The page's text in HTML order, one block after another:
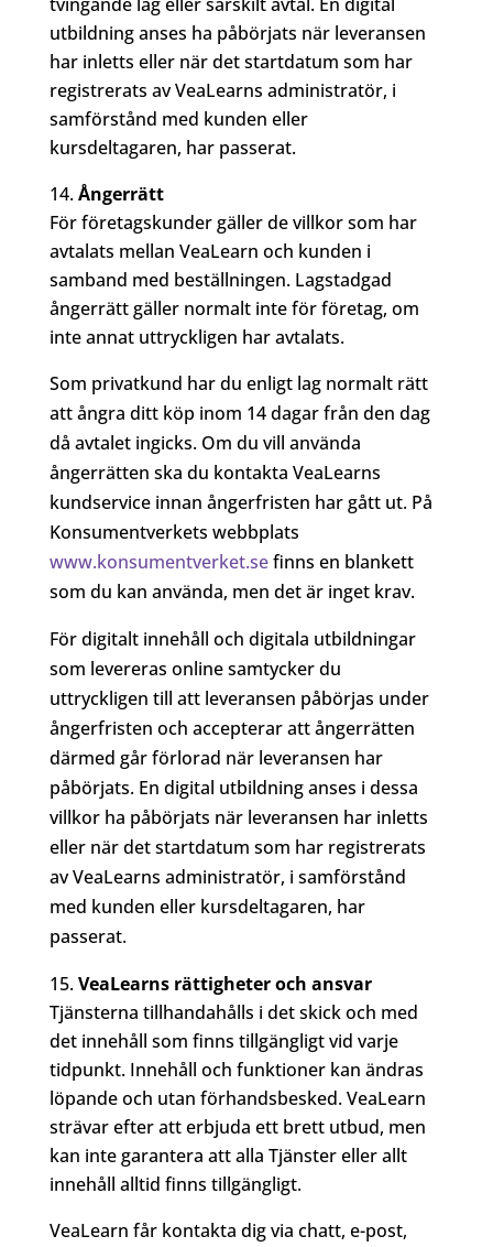
utbildning anses ha påbörjats när leveransen
har inletts eller när det startdatum som har
registrerats av VeaLearns administratör, i
samförstånd med kunden eller
kursdeltagaren, har passerat.
Ångerrätt
För företagskunder gäller de villkor som har
avtalats mellan VeaLearn och kunden i
samband med beställningen. Lagstadgad
ångerrätt gäller normalt inte för företag, om
inte annat uttryckligen har avtalats.
Som privatkund har du enligt lag normalt rätt
att ångra ditt köp inom 14 dagar från den dag
då avtalet ingicks. Om du vill använda
ångerrätten ska du kontakta VeaLearns
kundservice innan ångerfristen har gått ut. På
Konsumentverkets webbplats
www.konsumentverket.sefinns en blankett
som du kan använda, men det är inget krav.
För digitalt innehåll och digitala utbildningar
som levereras online samtycker du
uttryckligen till att leveransen påbörjas under
ångerfristen och accepterar att ångerrätten
därmed går förlorad när leveransen har
påbörjats. En digital utbildning anses i dessa
villkor ha påbörjats när leveransen har inletts
eller när det startdatum som har registrerats
av VeaLearns administratör, i samförstånd
med kunden eller kursdeltagaren, har
passerat.
VeaLearns rättigheter och ansvar
Tjänsterna tillhandahålls i det skick och med
det innehåll som finns tillgängligt vid varje
tidpunkt. Innehåll och funktioner kan ändras
löpande och utan förhandsbesked. VeaLearn
strävar efter att erbjuda ett brett utbud, men
kan inte garantera att alla Tjänster eller allt
innehåll alltid finns tillgängligt.
VeaLearn får kontakta dig via chatt, e-post,